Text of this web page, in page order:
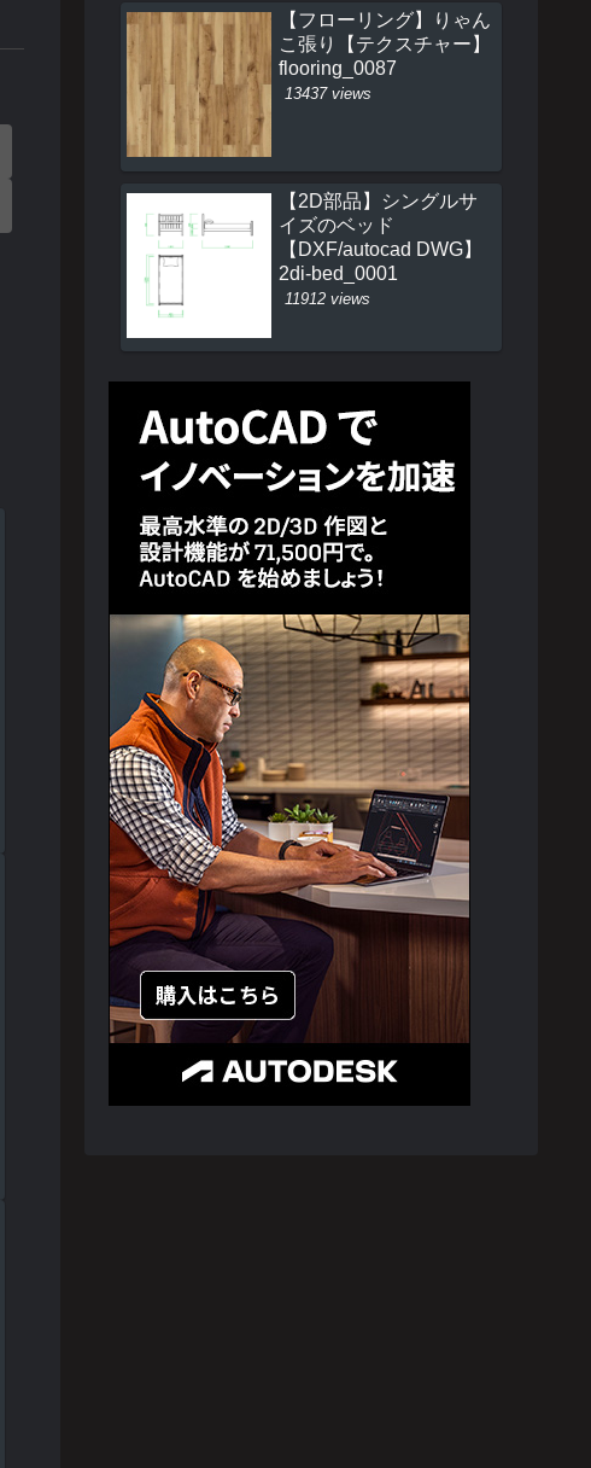
【フローリング】りゃん
こ張り【テクスチャー】
flooring_0087
13437 views
【2D部品】シングルサ
イズのベッド
【DXF/autocad DWG】
2di-bed_0001
11912 views